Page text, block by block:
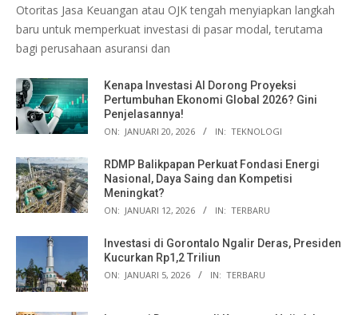
Otoritas Jasa Keuangan atau OJK tengah menyiapkan langkah
baru untuk memperkuat investasi di pasar modal, terutama
bagi perusahaan asuransi dan
Kenapa Investasi AI Dorong Proyeksi
Pertumbuhan Ekonomi Global 2026? Gini
Penjelasannya!
ON: JANUARI 20, 2026 IN: TEKNOLOGI
RDMP Balikpapan Perkuat Fondasi Energi
Nasional, Daya Saing dan Kompetisi
Meningkat?
ON: JANUARI 12, 2026 IN: TERBARU
Investasi di Gorontalo Ngalir Deras, Presiden
Kucurkan Rp1,2 Triliun
ON: JANUARI 5, 2026 IN: TERBARU